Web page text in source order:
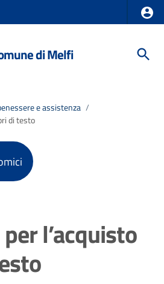
di Melfi
e assistenza /
di testo
l’acquisto